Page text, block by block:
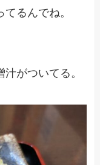
るんでね。
がついてる。